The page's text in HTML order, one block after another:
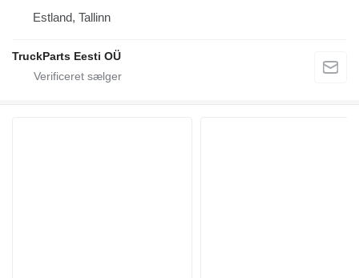
Estland, Tallinn
TruckParts Eesti OÜ